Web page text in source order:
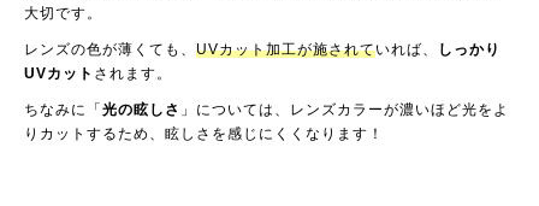
大切です。
レンズの色が薄くても、 UVカット加工が施されていれば、
しっかり
UVカット されます。
ちなみに「 光の眩しさ 」については、レンズカラーが濃いほど光をよ
りカットするため、眩しさを感じにくくなります！